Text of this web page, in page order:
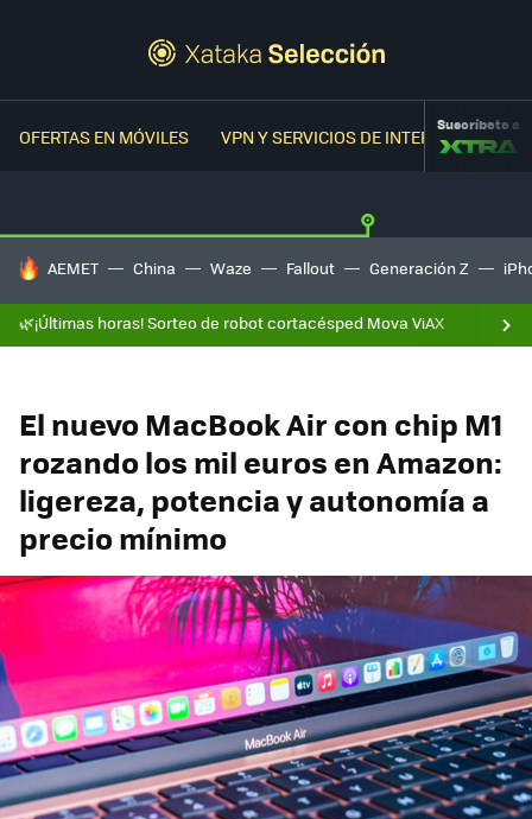
OFERTAS EN MÓVILES VPN Y SERVICIOS DE INTERNETSuscríbete a
HOY SE HABLA DE
AEMET China Waze Fallout Generación Z
🌿¡Últimas horas! Sorteo de robot cortacésped Mova ViAX
El nuevo MacBook Air con chip M1
rozando los mil euros en Amazon:
ligereza, potencia y autonomía a
precio mínimo